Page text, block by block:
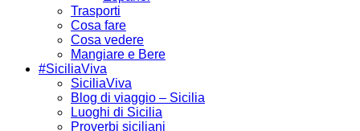
Trasporti
Cosa fare
Cosa vedere
Mangiare e Bere
#SiciliaViva
SiciliaViva
Blog di viaggio – Sicilia
Luoghi di Sicilia
Proverbi siciliani